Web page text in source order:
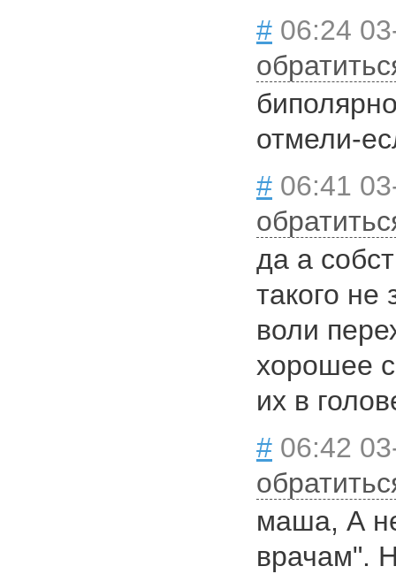
# 06:24
отмели-
# 06:41
да а
такого не
воли
хорошее
их в
# 06:42
маша, А
врачам".